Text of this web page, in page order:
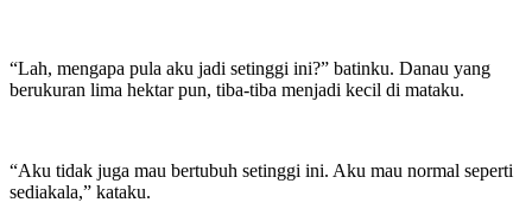
“Lah, mengapa pula aku jadi setinggi ini?” batinku. Danau yang
berukuran lima hektar pun, tiba-tiba menjadi kecil di mataku.
“Aku tidak juga mau bertubuh setinggi ini. Aku mau normal seperti
sediakala,” kataku.